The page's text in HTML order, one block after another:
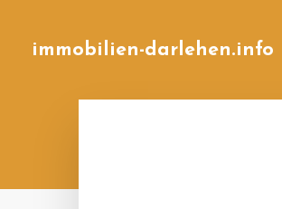
immobilien-darlehen.info